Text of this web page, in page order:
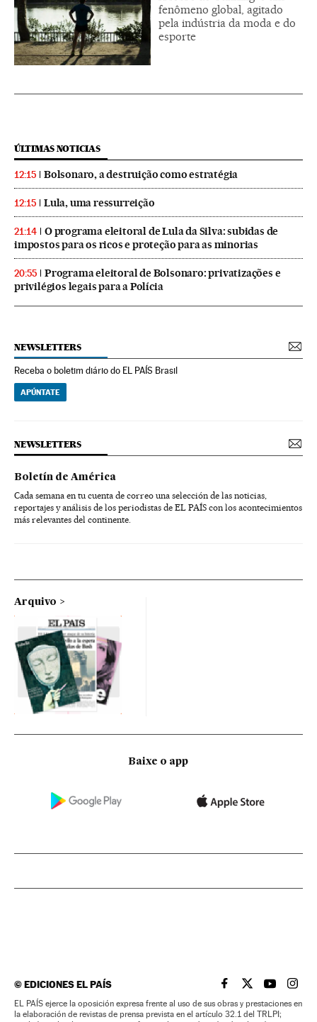
fenômeno global, agitado
pela indústria da moda e do
esporte
ÚLTIMAS NOTICIAS
12:15 Bolsonaro, a destruição como estratégia
12:15 Lula, uma ressurreição
21:14
O programa eleitoral de Lula da Silva: subidas de
impostos para os ricos e proteção para as minorias
20:55
Programa eleitoral de Bolsonaro: privatizações e
privilégios legais para a Polícia
NEWSLETTERS
Receba o boletim diário do EL PAÍS Brasil
APÚNTATE
NEWSLETTERS
Boletín de América
Cada semana en tu cuenta de correo una selección de las noticias,
reportajes y análisis de los periodistas de EL PAÍS con los acontecimientos
más relevantes del continente.
Arquivo
Baixe o app
©EDICIONES EL PAÍS EL PAÍS BRASIL EN
EL PAÍSEL PAÍS
EL
EL PAÍS ejerce la oposición expresa frente al uso de sus obras y prestaciones en
la elaboración de revistas de prensa prevista en el artículo 32.1 del TRLPI;